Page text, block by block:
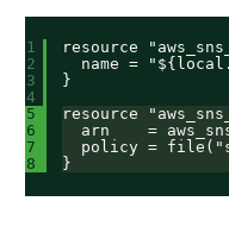
1
2
3
4
5
6
7
8
resource
name =
}
resource
arn    =
policy =
}